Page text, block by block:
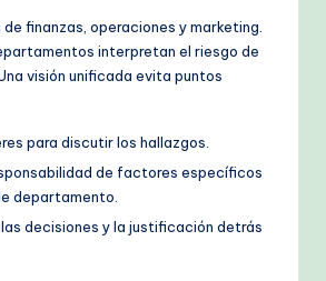
finanzas, operaciones y marketing.
interpretan el riesgo de
visión unificada evita puntos
para discutir los hallazgos.
de factores específicos
departamento.
decisiones y la justificación detrás